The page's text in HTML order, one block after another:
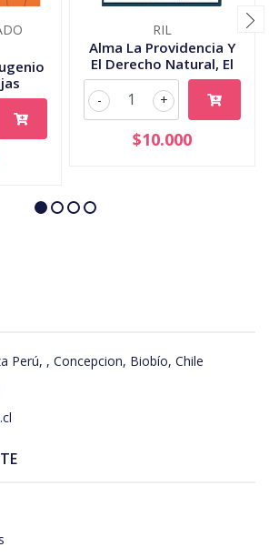
RIL
Alma La Providencia Y
El Derecho Natural, El
+
-
$10.000
Perú, , Concepcion, Biobío, Chile